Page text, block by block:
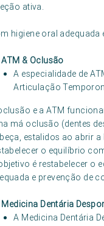
ativa.
higiene oral
ATM & Oclusão
A especialidade de
Articulação
e a ATM
má oclusão (dentes
estalidos ao abrir
o equilíbrio
é restabelecer o
e prevenção de
Medicina Dentária
A Medicina Dentária